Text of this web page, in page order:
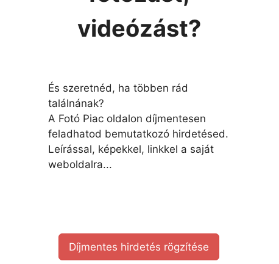
videózást?
És szeretnéd, ha többen rád
találnának?
A Fotó Piac oldalon díjmentesen
feladhatod bemutatkozó hirdetésed.
Leírással, képekkel, linkkel a saját
weboldalra...
Díjmentes hirdetés rögzítése